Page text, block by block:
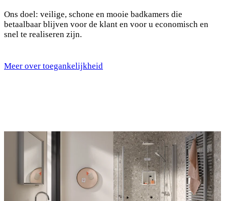
Ons doel: veilige, schone en mooie badkamers die
betaalbaar blijven voor de klant en voor u economisch en
snel te realiseren zijn.
Meer over toegankelijkheid